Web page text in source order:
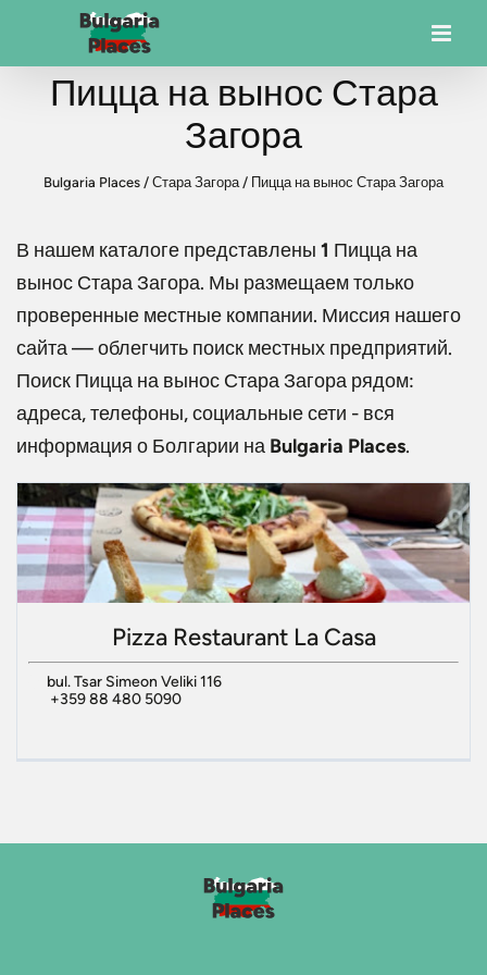
Пицца на вынос Стара
Загора
Bulgaria Places / Стара Загора/ Пицца на вынос Стара Загора
В нашем каталоге представлены 1 Пицца на
вынос Стара Загора. Мы размещаем только
проверенные местные компании. Миссия нашего
сайта — облегчить поиск местных предприятий.
Поиск Пицца на вынос Стара Загора рядом:
адреса, телефоны, социальные сети - вся
информация о Болгарии на Bulgaria Places.
Pizza Restaurant La Casa
bul. Tsar Simeon Veliki 116
+359 88 480 5090